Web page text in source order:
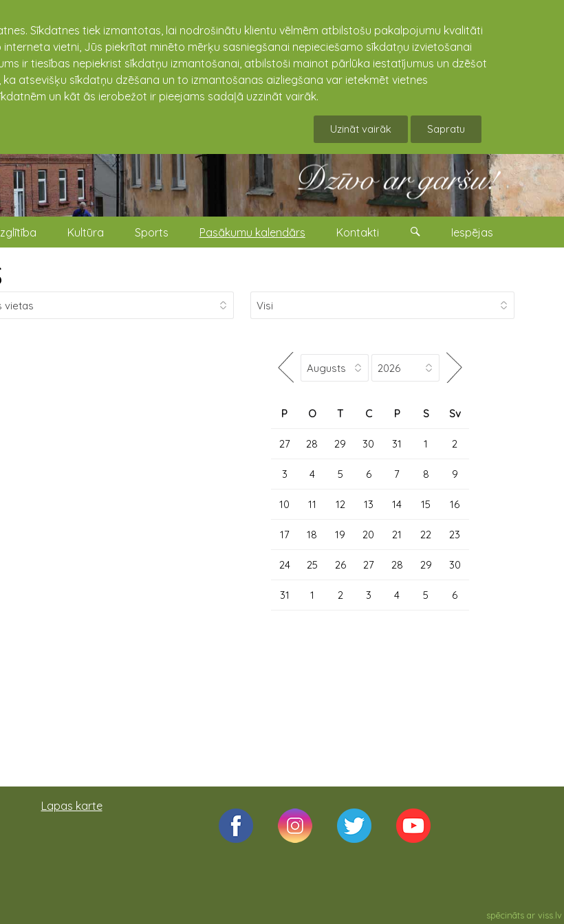
Sīkdatnes tiek izmantotas, lai nodrošinātu klientu vēlmēm atbilstošu pakalpojumu kvalitāti
vietni, Jūs piekrītat minēto mērķu sasniegšanai nepieciešamo sīkdatņu izvietošanai
ir tiesības nepiekrist sīkdatņu izmantošanai, atbilstoši mainot pārlūka iestatījumus un dzēšot
atsevišķu sīkdatņu dzēšana un to izmantošanas aizliegšana var ietekmēt vietnes
un kāt ās ierobežot ir pieejams sadaļā uzzināt vairāk.
Uzināt vairāk Sapratu
Kultūra Sports Pasākumu kalendārs Kontakti Iespējas
P O T C P S Sv
27 28 29 30 31 1 2
3 4 5 6 7 8 9
10 11 12 13 14 15 16
17 18 19 20 21 22 23
24 25 26 27 28 29 30
31 1 2 3 4 5 6
Lapas karte
spēcināts arviss.lv